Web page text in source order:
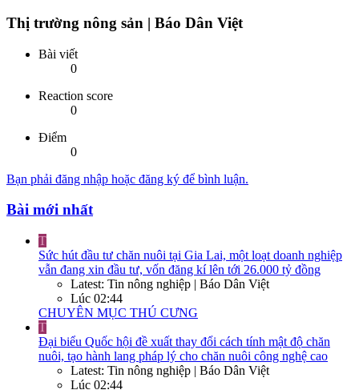
Thị trường nông sản | Báo Dân Việt
Bài viết
0
Reaction score
0
Điểm
0
Bạn phải đăng nhập hoặc đăng ký để bình luận.
Bài mới nhất
T
Sức hút đầu tư chăn nuôi tại Gia Lai, một loạt doanh nghiệp
vẫn đang xin đầu tư, vốn đăng kí lên tới 26.000 tỷ đồng
Latest: Tin nông nghiệp | Báo Dân Việt
Lúc 02:44
CHUYÊN MỤC THÚ CƯNG
T
Đại biểu Quốc hội đề xuất thay đổi cách tính mật độ chăn
nuôi, tạo hành lang pháp lý cho chăn nuôi công nghệ cao
Latest: Tin nông nghiệp | Báo Dân Việt
Lúc 02:44